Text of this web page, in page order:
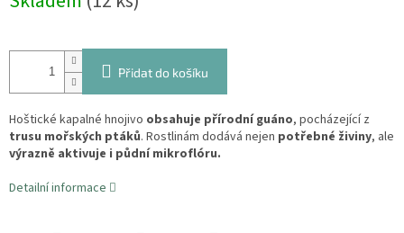
cena:
Přidat do košíku
Hoštické kapalné hnojivo obsahuje přírodní guáno, pocházející z
trusu mořských ptáků. Rostlinám dodává nejen potřebné živiny, ale
výrazně aktivuje i půdní mikroflóru.
Detailní informace